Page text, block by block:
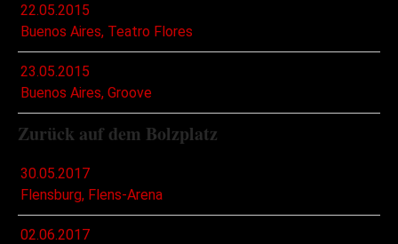
22.05.2015
Buenos Aires, Teatro Flores
23.05.2015
Buenos Aires, Groove
Zurück auf dem Bolzplatz
30.05.2017
Flensburg, Flens-Arena
02.06.2017